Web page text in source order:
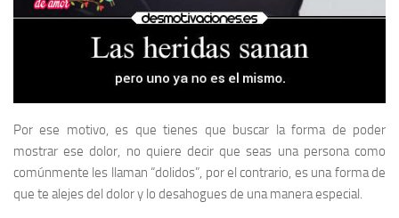
Por ese motivo, es que tienes que buscar la forma de poder
mostrar ese dolor, no quiere decir que seas una persona como
comúnmente les llaman “dolidos”, por el contrario, es una forma de
que te alejes del dolor y lo desahogues de una manera especial.